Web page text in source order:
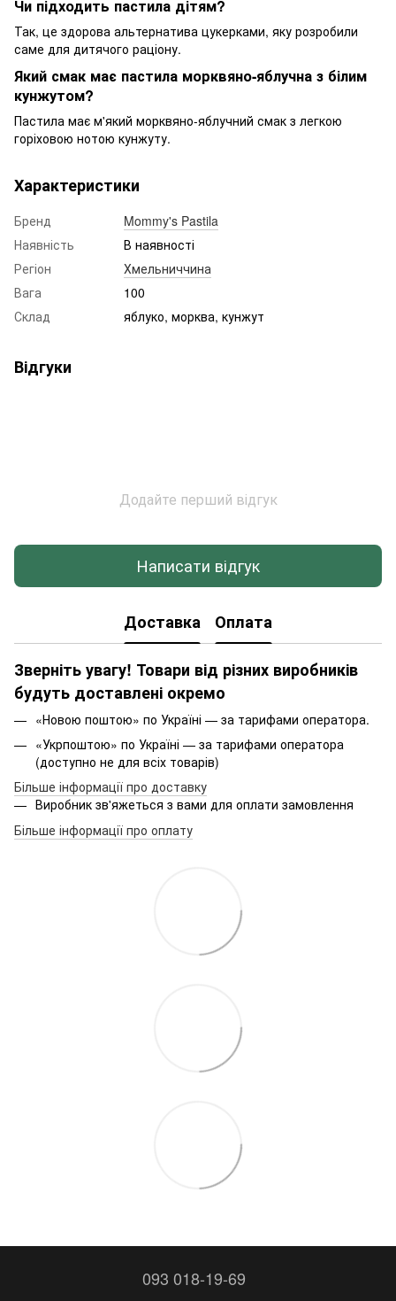
Чи підходить пастила дітям?
Так, це здорова альтернатива цукерками, яку розробили
саме для дитячого раціону.
Який смак має пастила морквяно-яблучна з білим
кунжутом?
Пастила має м'який морквяно-яблучний смак з легкою
горіховою нотою кунжуту.
Характеристики
Бренд
Mommy's Pastila
Наявність
В наявності
Регіон
Хмельниччина
Вага
100
Склад
яблуко, морква, кунжут
Відгуки
Додайте перший відгук
Написати відгук
Доставка Оплата
Зверніть увагу! Товари від різних виробників
будуть доставлені окремо
«Новою поштою» по Україні — за тарифами оператора.
«Укрпоштою» по Україні — за тарифами оператора
(доступно не для всіх товарів)
Більше інформації про доставку
Виробник зв'яжеться з вами для оплати замовлення
Більше інформації про оплату
093 018-19-69